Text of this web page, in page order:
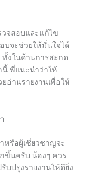
วจสอบและแก้ไข
บจะช่วยให้มั่นใจได้
งในด้านการสะกด
นี้ พี่แนะนำว่าให้
อ่านรายงานเพื่อให้
หรือผู้เชี่ยวชาญจะ
ขึ้นครับ น้องๆ ควร
บปรุงรายงานให้ดียิ่ง